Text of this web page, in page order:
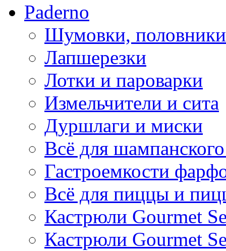
Paderno
Шумовки, половники
Лапшерезки
Лотки и пароварки
Измельчители и сита
Дуршлаги и миски
Всё для
Гастроемкости
Всё для пиццы и
Кастрюли Gourmet
Кастрюли Gourmet